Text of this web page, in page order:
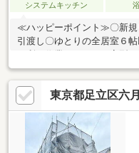
システムキッチン
≪ハッピーポイント≫〇新規
引渡し〇ゆとりの全居室６
ング・３面採光で風通り良
の屋根裏収納完備〇２部屋
コニー≪周辺環境≫〇東武伊
歩２分『ビッグ・エー
ギドラッグ』・徒歩７分『
ン、お住み替えのご相談も
での対応も承っております。
東京都足立区六